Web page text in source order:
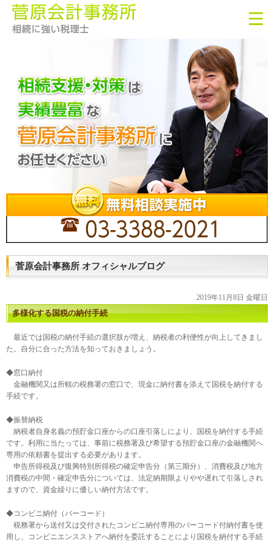
菅原会計事務所 オフィシャルブログ
2019年11月8日 金曜日
多様化する国税の納付手続
最近では国税の納付手続の選択肢が増え、納税者の利便性が向上してきまし
た。自分に合った方法を知っておきましょう。
◆窓口納付
金融機関又は所轄の税務署の窓口で、現金に納付書を添えて国税を納付する
手続です。
◆振替納税
納税者自身名義の預貯金口座からの口座引落しにより、国税を納付する手続
です。利用に当たっては、事前に税務署及び希望する預貯金口座の金融機関へ
専用の依頼書を提出する必要があります。
申告所得税及び復興特別所得税の確定申告分（第三期分）、消費税及び地方
消費税の中間・確定申告分については、法定納期限よりやや遅れて引落しされ
ますので、資金繰りに優しい納付方法です。
◆コンビニ納付（バーコード）
税務署から送付又は交付されたコンビニ納付専用のバーコード付納付書を使
用し、コンビニエンスストアへ納付を委託することにより国税を納付する手続